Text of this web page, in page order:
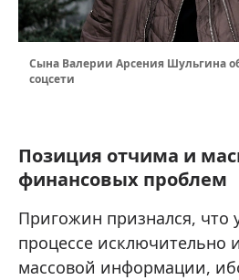
Сына Валерии Арсения Шульгина
соцсети
Позиция отчима и
финансовых проблем
Пригожин признался, что
процессе исключительно
массовой информации,